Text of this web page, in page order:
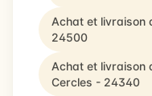
Achat et livraison
24500
Achat et livraison
Cercles - 24340